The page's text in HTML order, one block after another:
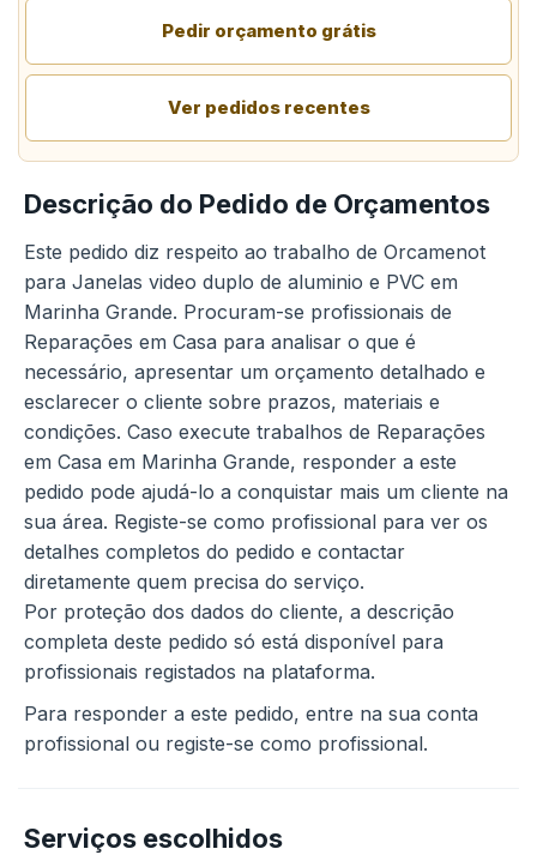
Pedir orçamento grátis
Ver pedidos recentes
Descrição do Pedido de Orçamentos
Este pedido diz respeito ao trabalho de Orcamenot
para Janelas video duplo de aluminio e PVC em
Marinha Grande. Procuram-se profissionais de
Reparações em Casa para analisar o que é
necessário, apresentar um orçamento detalhado e
esclarecer o cliente sobre prazos, materiais e
condições. Caso execute trabalhos de Reparações
em Casa em Marinha Grande, responder a este
pedido pode ajudá-lo a conquistar mais um cliente na
sua área. Registe-se como profissional para ver os
detalhes completos do pedido e contactar
diretamente quem precisa do serviço.
Por proteção dos dados do cliente, a descrição
completa deste pedido só está disponível para
profissionais registados na plataforma.
Para responder a este pedido, entre na sua conta
profissional ou registe-se como profissional.
Serviços escolhidos